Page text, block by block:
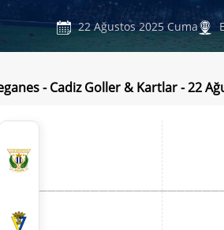
22 Ağustos 2025 Cuma
- Cadiz Goller & Kartlar - 22